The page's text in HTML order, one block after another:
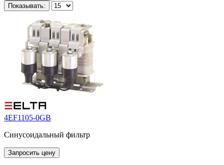
Показывать:
4EF1105-0GB
Синусоидальный фильтр
Запросить цену